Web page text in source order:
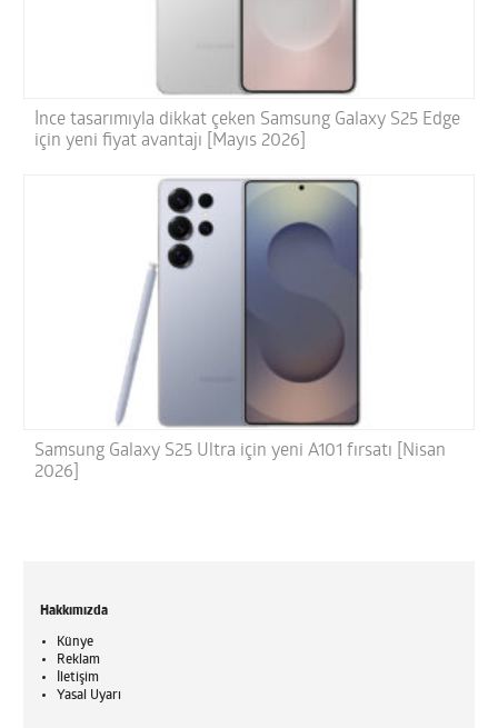
İnce tasarımıyla dikkat çeken Samsung Galaxy S25 Edge
için yeni fiyat avantajı [Mayıs 2026]
Samsung Galaxy S25 Ultra için yeni A101 fırsatı [Nisan
2026]
Hakkımızda
Künye
Reklam
İletişim
Yasal Uyarı